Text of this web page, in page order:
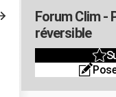
Forum Clim -
réversible